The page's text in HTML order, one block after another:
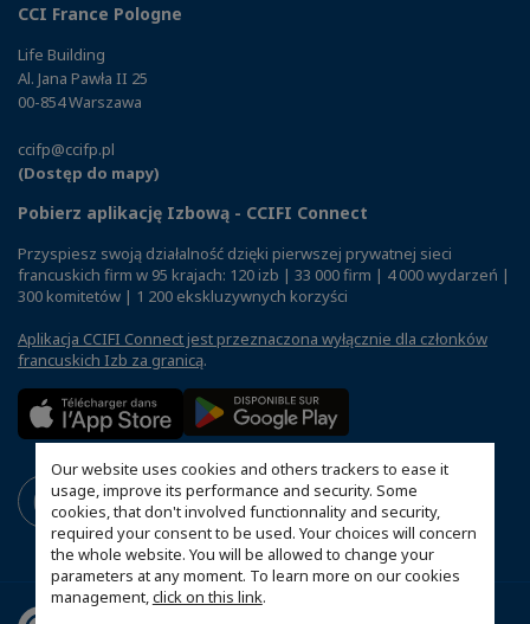
Our website uses cookies and others trackers to ease it
usage, improve its performance and security. Some
cookies, that don't involved functionnality and security,
required your consent to be used. Your choices will concern
the whole website. You will be allowed to change your
parameters at any moment. To learn more on our cookies
management,click on this link.
CCI France Pologne
Life Building
Al. Jana Pawła II 25
00-854 Warszawa
ccifp@ccifp.pl
(Dostęp do mapy)
Pobierz aplikację Izbową - CCIFI Connect
Przyspiesz swoją działalność dzięki pierwszej prywatnej sieci
francuskich firm w 95 krajach: 120 izb | 33 000 firm | 4 000 wydarzeń |
300 komitetów | 1 200 ekskluzywnych korzyści
Aplikacja CCIFI Connect jest przeznaczona wyłącznie dla członków
francuskich Izb za granicą.